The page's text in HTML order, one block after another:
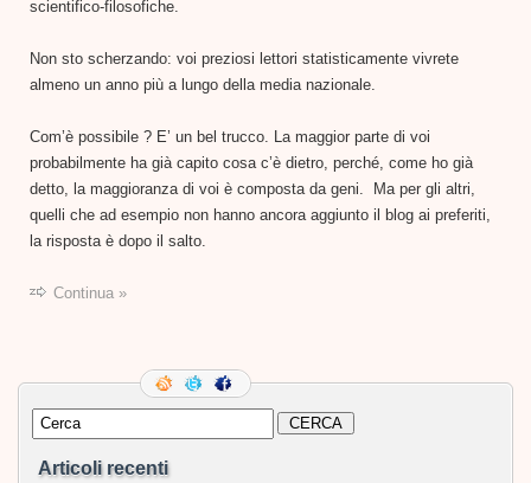
scientifico-filosofiche.
Non sto scherzando: voi preziosi lettori statisticamente vivrete
almeno un anno più a lungo della media nazionale.
Com’è possibile ? E’ un bel trucco. La maggior parte di voi
probabilmente ha già capito cosa c’è dietro, perché, come ho già
detto, la maggioranza di voi è composta da geni. Ma per gli altri,
quelli che ad esempio non hanno ancora aggiunto il blog ai preferiti,
la risposta è dopo il salto.
Continua »
Articoli recenti